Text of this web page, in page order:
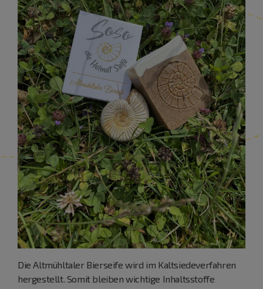
Die Altmühltaler Bierseife wird im Kaltsiedeverfahren
hergestellt. Somit bleiben wichtige Inhaltsstoffe